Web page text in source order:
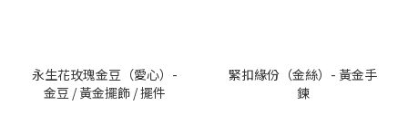
永生花玫瑰金豆（愛心）-
金豆 / 黃金擺飾 / 擺件
緊扣緣份（金絲）- 黃金手
鍊